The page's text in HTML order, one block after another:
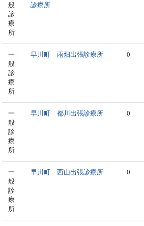
般
診
療
所
診療所
一
般
診
療
所
早川町 雨畑出張診療所 0
一
般
診
療
所
早川町 都川出張診療所 0
一
般
診
療
所
早川町 西山出張診療所 0